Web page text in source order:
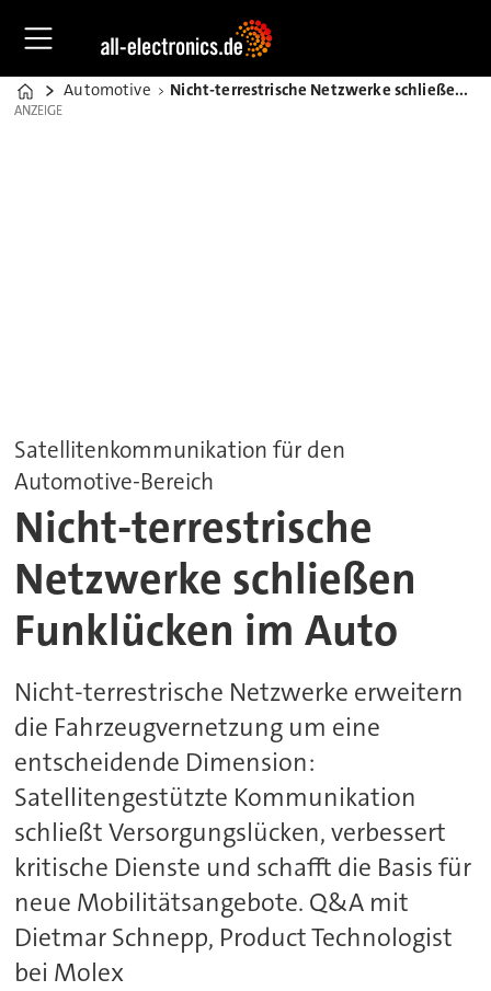
Home
Automotive Nicht-terrestrische Netzwerke schließen Funklücken im Auto
ANZEIGE
ANZEIGE
Satellitenkommunikation für den
Automotive-Bereich
Nicht-terrestrische
Netzwerke schließen
Funklücken im Auto
Nicht-terrestrische Netzwerke erweitern
die Fahrzeugvernetzung um eine
entscheidende Dimension:
Satellitengestützte Kommunikation
schließt Versorgungslücken, verbessert
kritische Dienste und schafft die Basis für
neue Mobilitätsangebote. Q&A mit
Dietmar Schnepp, Product Technologist
bei Molex